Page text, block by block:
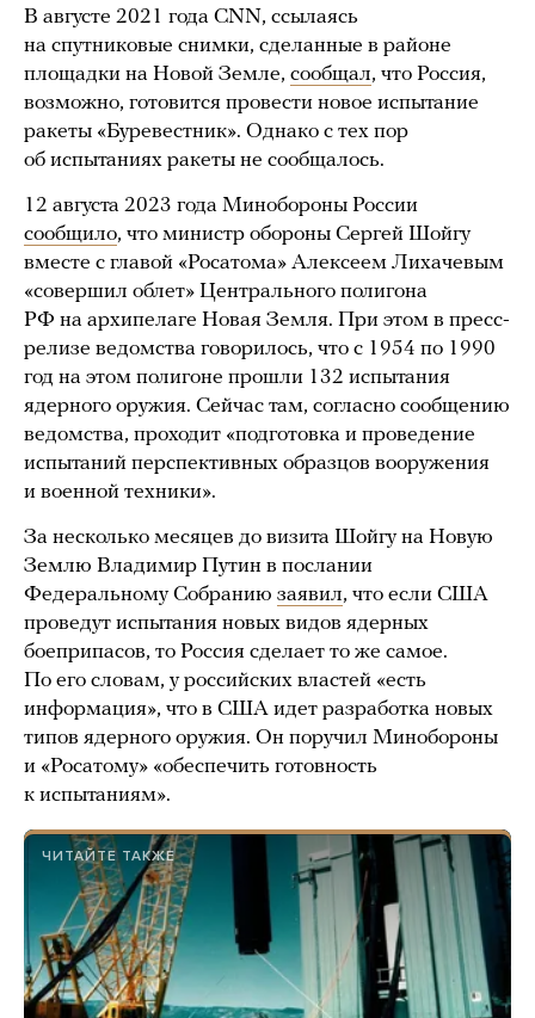
В августе 2021 года CNN, ссылаясь
на спутниковые снимки, сделанные в районе
площадки на Новой Земле, сообщал, что Россия,
возможно, готовится провести новое испытание
ракеты «Буревестник». Однако с тех пор
об испытаниях ракеты не сообщалось.
12 августа 2023 года Минобороны России
сообщило, что министр обороны Сергей Шойгу
вместе с главой «Росатома» Алексеем Лихачевым
«совершил облет» Центрального полигона
РФ на архипелаге Новая Земля. При этом в пресс-
релизе ведомства говорилось, что с 1954 по 1990
год на этом полигоне прошли 132 испытания
ядерного оружия. Сейчас там, согласно сообщению
ведомства, проходит «подготовка и проведение
испытаний перспективных образцов вооружения
и военной техники».
За несколько месяцев до визита Шойгу на Новую
Землю Владимир Путин в послании
Федеральному Собранию заявил, что если США
проведут испытания новых видов ядерных
боеприпасов, то Россия сделает то же самое.
По его словам, у российских властей «есть
информация», что в США идет разработка новых
типов ядерного оружия. Он поручил Минобороны
и «Росатому» «обеспечить готовность
к испытаниям».
ЧИТАЙТЕ ТАКЖЕ